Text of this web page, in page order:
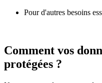
Pour d'autres besoins
Comment vos
protégées ?